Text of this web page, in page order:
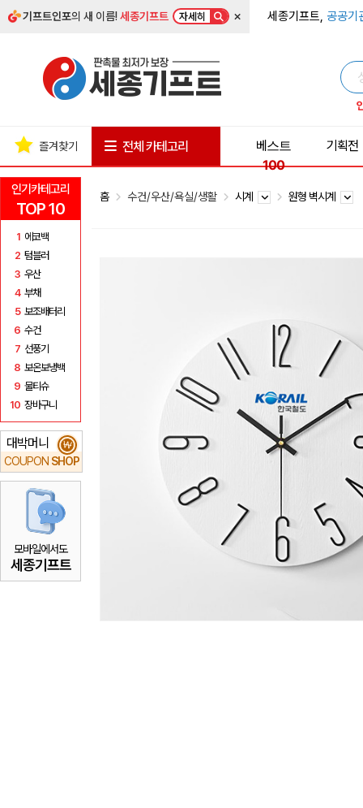
기프트인포의 새 이름!세종기프트 자세히 × 세종기프트, 공공기
인기카테고리
TOP 10
1 에코백
2 텀블러
3 우산
4 부채
5 보조배터리
6 수건
7 선풍기
8 보온보냉백
9 물티슈
10 장바구니
대박머니
COUPON SHOP
₩
모바일에서도
세종기프트
즐겨찾기 전체 카테고리
베스트
100
기획전
홈 수건/우산/욕실/생활 시계 원형 벽시계